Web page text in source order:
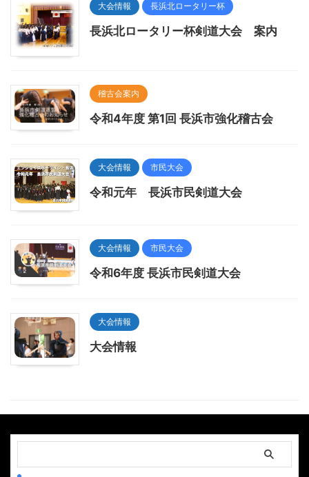
大会情報 長浜北ロータリー杯
長浜北ロータリー杯剣道大会 案内
稽古会案内
令和4年度 第1回 長浜市強化稽古会
大会情報 市民大会
令和元年 長浜市民剣道大会
大会情報 市民大会
令和6年度 長浜市民剣道大会
大会情報
大会情報